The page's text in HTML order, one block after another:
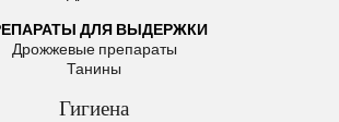
ДЛЯ ВЫДЕРЖКИ
Дрожжевые препараты
Танины
Гигиена